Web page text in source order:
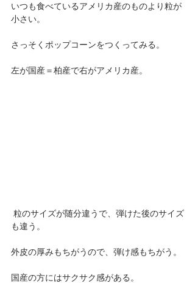
いつも食べているアメリカ産のものより粒が
小さい。
さっそくポップコーンをつくってみる。
左が国産＝柏産で右がアメリカ産。
も違う。
外皮の厚みもちがうので、弾け感もちがう。
国産の方にはサクサク感がある。